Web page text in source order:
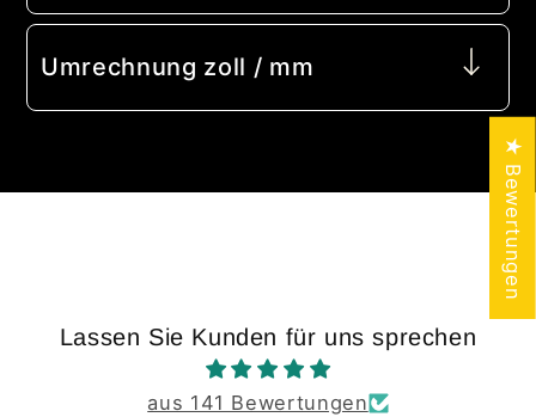
Umrechnung zoll / mm
Lassen Sie Kunden für uns sprechen
aus 141 Bewertungen
★ Bewertungen